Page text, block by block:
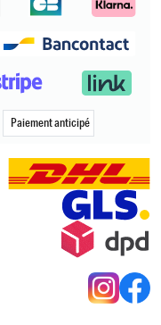
Paiement anticipé